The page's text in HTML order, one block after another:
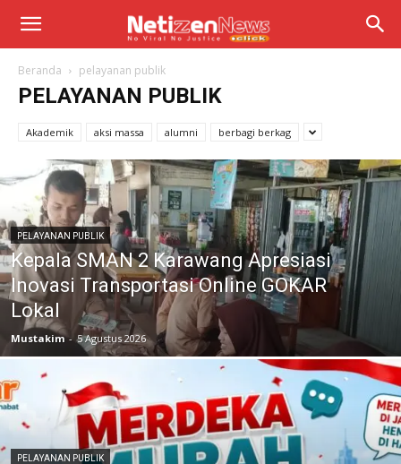
Beranda pelayanan publik
PELAYANAN PUBLIK
Akademik aksi massa alumni berbagi berkag
PELAYANAN PUBLIK
Kepala SMAN 2 Karawang Apresiasi
Inovasi Transportasi Online GOKAR
Lokal
Mustakim - 5 Agustus 2026
PELAYANAN PUBLIK